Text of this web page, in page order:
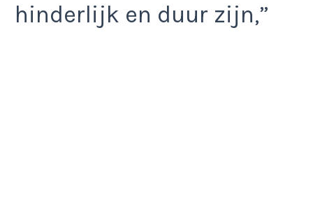
hinderlijk en duur zijn,”